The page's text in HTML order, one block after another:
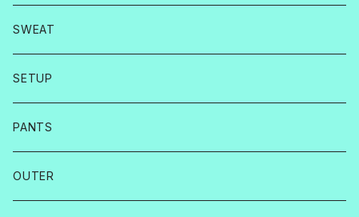
SWEAT
SETUP
PANTS
OUTER